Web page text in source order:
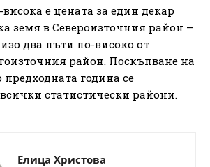
висока е цената за един декар
земя в Североизточния район –
два пъти по-високо от
район. Поскъпване на
година се
статистически райони.
Елица Христова